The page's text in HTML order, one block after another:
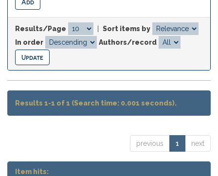
Results/Page
Sort items by
In order
Authors/record
Results 1-1 of 1 (Search time: 0.001 seconds).
previous 1 next
Item hits: